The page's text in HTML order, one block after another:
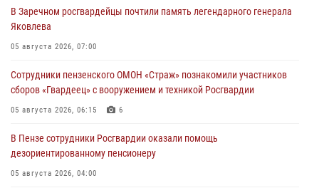
В Заречном росгвардейцы почтили память легендарного генерала
Яковлева
05 августа 2026, 07:00
Сотрудники пензенского ОМОН «Страж» познакомили участников
сборов «Гвардеец» с вооружением и техникой Росгвардии
05 августа 2026, 06:15 6
В Пензе сотрудники Росгвардии оказали помощь
дезориентированному пенсионеру
05 августа 2026, 04:00